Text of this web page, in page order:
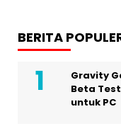
BERITA
Gravity
Beta
untuk PC